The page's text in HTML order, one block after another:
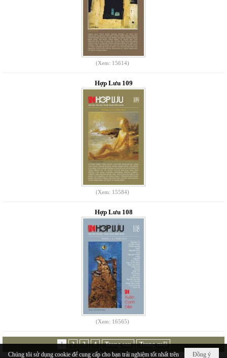
(Xem: 15614)
Hợp Lưu 109
(Xem: 15584)
Hợp Lưu 108
(Xem: 16565)
1 2 3 4 Trang sau
Trang cuối
Đồng ý
Chúng tôi sử dụng cookie để cung cấp cho bạn trải nghiệm tốt nhất trên